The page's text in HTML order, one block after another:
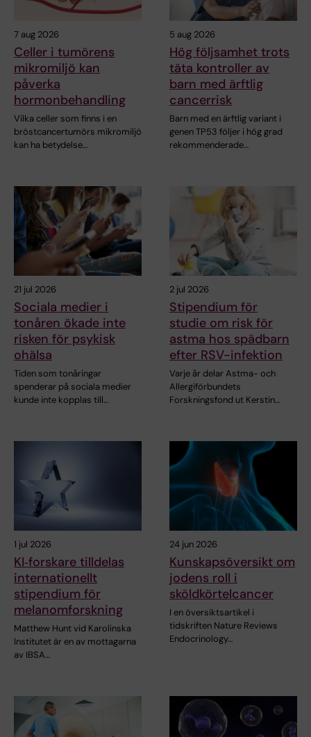
7 aug 2026
Celler i tumörens
mikromiljö kan
påverka
hormonbehandling
Vilka celler som finns i en
bröstcancertumörs mikromiljö
kan ha betydelse…
5 aug 2026
Hög följsamhet trots
täta kontroller av
barn med ärftlig
cancerrisk
Barn med en ärftlig variant i
genen TP53 följer i hög grad
rekommenderade…
21 jul 2026
Sociala medier i
tonåren ökade inte
risken för psykisk
ohälsa
Tiden som tonåringar
spenderar på sociala medier
kunde inte kopplas till…
2 jul 2026
Stipendium för
studie om risk för
astma hos spädbarn
efter RSV-infektion
Varje år delar Astma- och
Allergiförbundets
Forskningsfond ut Kerstin…
1 jul 2026
KI‑forskare tilldelas
internationellt
stipendium för
melanomforskning
Matthew Hunt vid Karolinska
Institutet är en av mottagarna
av IBSA…
24 jun 2026
Kunskapsöversikt om
jodens roll i
sköldkörtelcancer
I en översiktsartikel i
tidskriften Nature Reviews
Endocrinology…